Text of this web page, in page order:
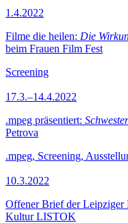
1.4.2022
Filme die heilen: Die
beim Frauen Film Fest
Screening
17.3.–14.4.2022
.mpeg präsentiert:
Petrova
.mpeg, Screening,
10.3.2022
Offener Brief der
Kultur LISTOK